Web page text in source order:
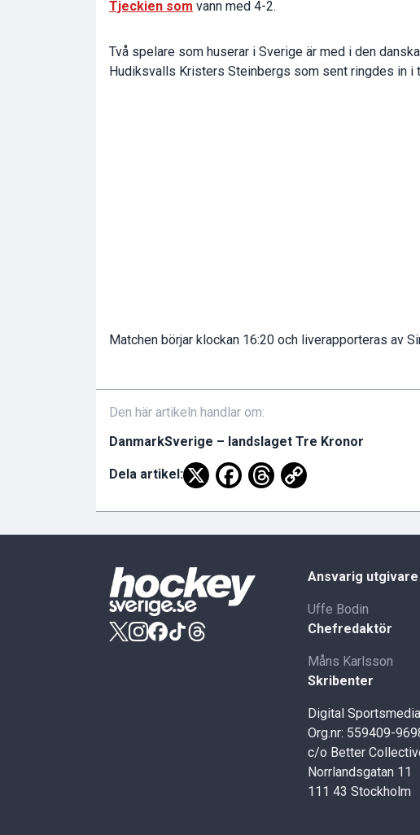
Tjeckien som vann med 4-2.
Två spelare som huserar i Sverige är med i den
Hudiksvalls Kristers Steinbergs som sent ringdes in i
Matchen börjar klockan 16:20 och liverapporteras av
Den här artikeln handlar om:
DanmarkSverige – landslaget Tre Kronor
Dela artikel:
Ansvarig utgivare
Uffe Bodin
Chefredaktör
Måns Karlsson
Skribenter
Digital
Org.nr: 559409-
c/o Better
Norrlandsgatan 11
111 43 Stockholm